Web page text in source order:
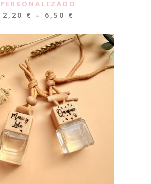
PERSONALIZADO
2,20 € – 6,50 €